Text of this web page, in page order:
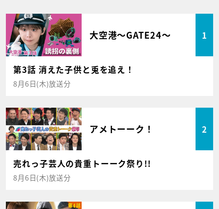
大空港～GATE24～ 1
第3話 消えた子供と兎を追え！
8月6日(木)放送分
アメトーーク！ 2
売れっ子芸人の貴重トーーク祭り!!
8月6日(木)放送分